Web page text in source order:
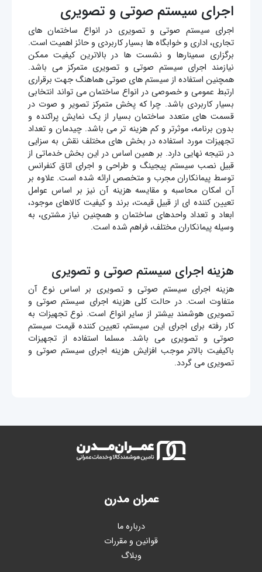
اجرای سیستم صوتی و تصویری
اجرای سیستم صوتی و تصویری در انواع ساختمان های
تجاری، اداری و خوابگاه ها بسیار کاربردی و حائز اهمیت است.
برگزاری سمینارها و نشست ها در بالاترین کیفیت ممکن
نیازمند اجرای سیستم صوتی و تصویری متمرکز می باشد.
همچنین استفاده از سیستم های صوتی هماهنگ جهت برقراری
ارتبط عمومی و خصوصی در انواع ساختمان می تواند انتخابی
بسیار کاربردی باشد. چرا که پخش متمرکز تصویر و صوت در
قسمت های متعدد ساختمان بسیار از یک نمایش پراکنده و
بدون برنامه، موثرتر و کم هزینه تر می باشد. چیدمان و تعداد
تجهیزات مورد استفاده در بخش های مختلف نقش به سزایی
در نتیجه نهایی دارد. بر همین اساس در این بخش خدماتی از
قبیل نصب سیستم پیجینگ و طراحی و اجرای اتاق کنفرانس
توسط پیمانکاران مجرب و متخصص ارائه شده است. علاوه بر
آن امکان محاسبه و مقایسه هزینه آن نیز بر اساس عوامل
تعیین کننده ای از قبیل قیمت، برند و کیفیت کالاهای موجود،
ابعاد و تعداد واحدهای ساختمان و همچنین نیاز مشتری، به
وسیله پیمانکاران مختلف، فراهم شده است.
هزینه اجرای سیستم صوتی و تصویری
هزینه اجرای سیستم صوتی و تصویری بر اساس نوع آن
متفاوت است. در حالت کلی هزینه اجرای سیستم صوتی و
تصویری هوشمند بیشتر از سایر انواع است. نوع تجهیزات به
کار رفته برای اجرای این سیستم، تعیین کننده قیمت سیستم
صوتی و تصویری می باشد. مسلما استفاده از تجهیزات
باکیفیت بالاتر موجب افزایش هزینه اجرای سیستم صوتی و
تصویری می گردد.
عمران مدرن
درباره ما
قوانین و مقررات
وبلاگ